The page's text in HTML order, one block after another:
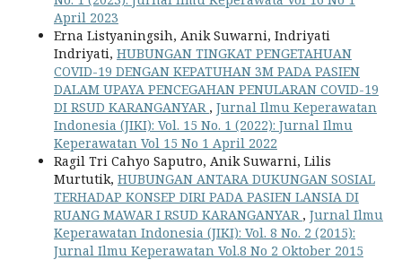
April 2023
Erna Listyaningsih, Anik Suwarni, Indriyati
Indriyati, HUBUNGAN TINGKAT PENGETAHUAN
COVID-19 DENGAN KEPATUHAN 3M PADA PASIEN
DALAM UPAYA PENCEGAHAN PENULARAN COVID-19
DI RSUD KARANGANYAR , Jurnal Ilmu Keperawatan
Indonesia (JIKI): Vol. 15 No. 1 (2022): Jurnal Ilmu
Keperawatan Vol 15 No 1 April 2022
Ragil Tri Cahyo Saputro, Anik Suwarni, Lilis
Murtutik, HUBUNGAN ANTARA DUKUNGAN SOSIAL
TERHADAP KONSEP DIRI PADA PASIEN LANSIA DI
RUANG MAWAR I RSUD KARANGANYAR , Jurnal Ilmu
Keperawatan Indonesia (JIKI): Vol. 8 No. 2 (2015):
Jurnal Ilmu Keperawatan Vol.8 No 2 Oktober 2015